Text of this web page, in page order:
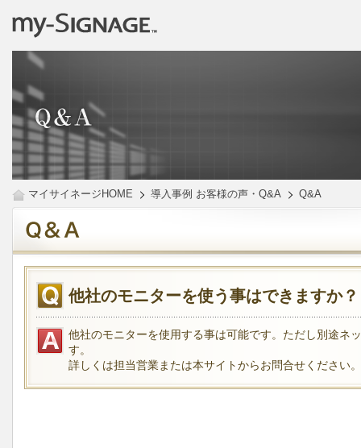
マイサイネージHOME 導入事例 お客様の声・Q&A Q&A
他社のモニターを使う事はできますか？
他社のモニターを使用する事は可能です。ただし別途ネ
す。
詳しくは担当営業または本サイトからお問合せください。